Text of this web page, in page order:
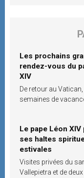
Les prochains
rendez-vous du
XIV
De retour au
semaines de
Le pape Léon
ses haltes
estivales
Visites privées du
Vallepietra et de